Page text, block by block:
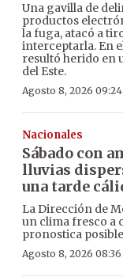
Una gavilla de
productos
la fuga, atacó a
interceptarla. En
resultó herido en
del Este.
Agosto 8, 2026 09:24
Nacionales
Sábado con
lluvias
una tarde
La Dirección de
un clima fresco a
pronostica
Agosto 8, 2026 08:36